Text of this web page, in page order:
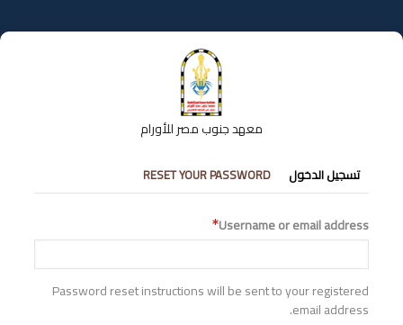
إلى
المحتوى
معهد جنوب مصر للأورام
التبويبات
الأساسية
تسجيل الدخول RESET YOUR PASSWORD
Username or email address
Password reset instructions will be sent to your registered
email address.